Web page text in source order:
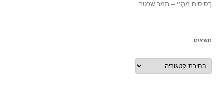
רְסִיסִים מִמֶנִי – תמר שכטר
נושאים
נושאים